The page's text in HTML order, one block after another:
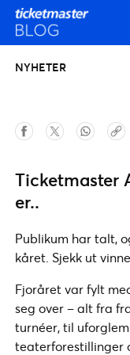
NYHETER
Ticketmaster
er..
Publikum har talt,
kåret. Sjekk ut
Fjoråret var fylt
seg over – alt fra
turnéer, til
teaterforestillinger